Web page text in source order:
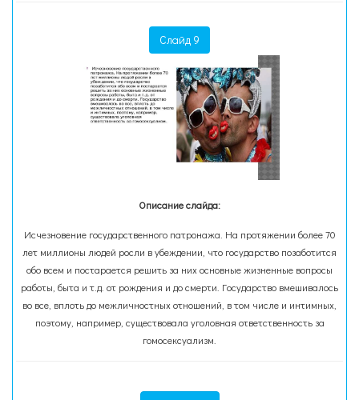
Слайд 9
Описание слайда:
Исчезновение государственного патронажа. На протяжении более 70
лет миллионы людей росли в убеждении, что государство позаботится
обо всем и постарается решить за них основные жизненные вопросы
работы, быта и т.д. от рождения и до смерти. Государство вмешивалось
во все, вплоть до межличностных отношений, в том числе и интимных,
поэтому, например, существовала уголовная ответственность за
гомосексуализм.